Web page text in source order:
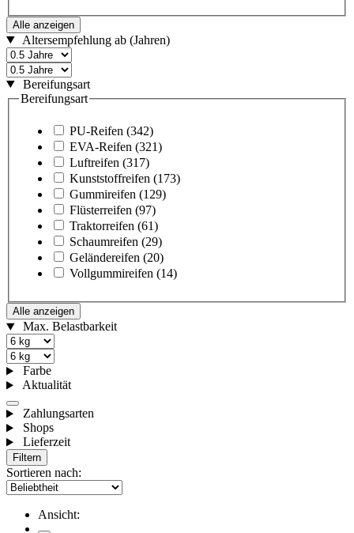
Alle anzeigen
Altersempfehlung ab (Jahren)
Bereifungsart
Bereifungsart
PU-Reifen (342)
EVA-Reifen (321)
Luftreifen (317)
Kunststoffreifen (173)
Gummireifen (129)
Flüsterreifen (97)
Traktorreifen (61)
Schaumreifen (29)
Geländereifen (20)
Vollgummireifen (14)
Alle anzeigen
Max. Belastbarkeit
Farbe
Aktualität
Zahlungsarten
Shops
Lieferzeit
Filtern
Sortieren nach:
Ansicht: